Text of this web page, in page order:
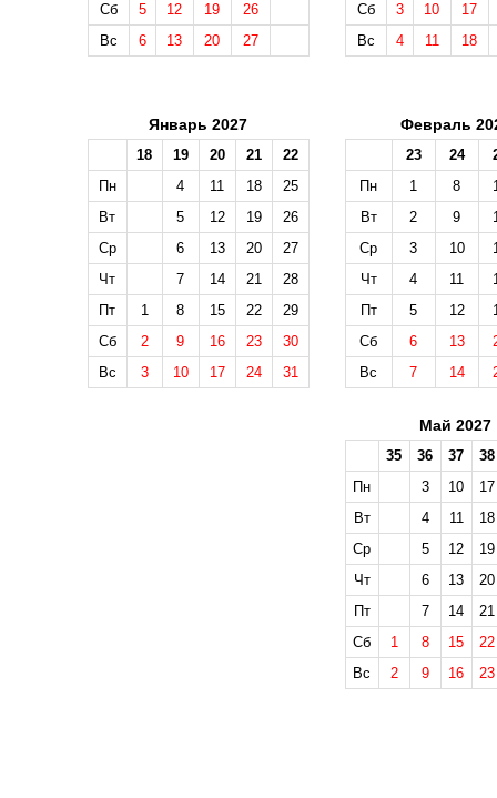
Сб
5 12 19
26
Вс
6 13 20 27
Сб
3 10
17
Вс
4 11 18
Январь 2027
18 19 20 21
22
Пн
4 11 18
25
Вт
5 12 19
26
Ср
6 13 20
27
Чт
7 14 21
28
Пт
1 8 15 22
29
Сб
2 9 16 23
30
Вс
3 10 17 24 31
Февраль
23 24
Пн
1 8
Вт
2 9
Ср
3 10
Чт
4 11
Пт
5 12
Сб
6 13
Вс
7 14
Май 2027
35 36 37
38
Пн
3 10
17
Вт
4 11
18
Ср
5 12
19
Чт
6 13
20
Пт
7 14
21
Сб
1 8 15
22
Вс
2 9 16 23